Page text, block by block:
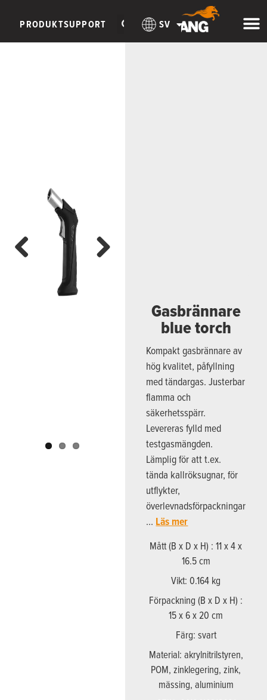
PRODUKTSUPPORT SV
Gasbrännare
blue torch
Kompakt gasbrännare av
hög kvalitet, påfyllning
med tändargas. Justerbar
flamma och
säkerhetsspärr.
Levereras fylld med
testgasmängden.
Lämplig för att t.ex.
tända kallröksugnar, för
utflykter,
överlevnadsförpackningar
… Läs mer
Mått (B x D x H) : 11 x 4 x
16.5 cm
Vikt: 0.164 kg
Förpackning (B x D x H) :
15 x 6 x 20 cm
Färg: svart
Material: akrylnitrilstyren,
POM, zinklegering, zink,
mässing, aluminium